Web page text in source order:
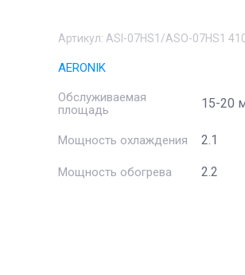
Артикул: ASI-07HS1/ASO-07HS1
AERONIK
Обслуживаемая
площадь
15-20
Мощность охлаждения 2.1
Мощность обогрева 2.2